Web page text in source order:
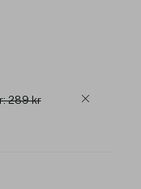
289 kr